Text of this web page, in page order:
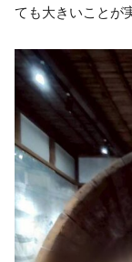
ても大きいことが